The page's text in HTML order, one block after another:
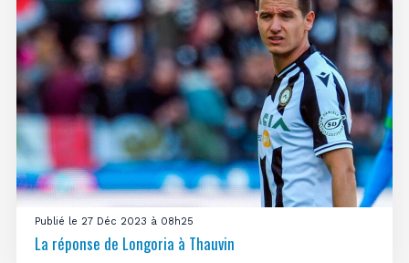
Publié le 27 Déc 2023 à 08h25
La réponse de Longoria à Thauvin